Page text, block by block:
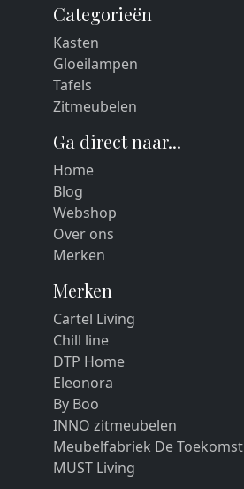
Categorieën
Kasten
Gloeilampen
Tafels
Zitmeubelen
Ga direct naar...
Home
Blog
Webshop
Over ons
Merken
Merken
Cartel Living
Chill line
DTP Home
Eleonora
By Boo
INNO zitmeubelen
Meubelfabriek De Toekomst
MUST Living